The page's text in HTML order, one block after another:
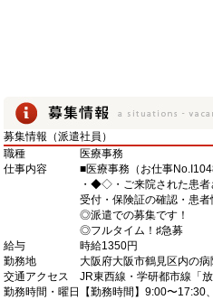
募集情報（派遣社員）
職種
医療事務
仕事内容
■医療事務（お仕事
・◆◇・ご来院された患
受付・保険証の確認・患
◎派遣での募集です！
◎フルタイム！♯急募
給与
時給1350円
勤務地
大阪府大阪市鶴見区内の病
交通アクセス
JR東西線・学研都市線「
勤務時間・曜日
【勤務時間】9:00〜17:30